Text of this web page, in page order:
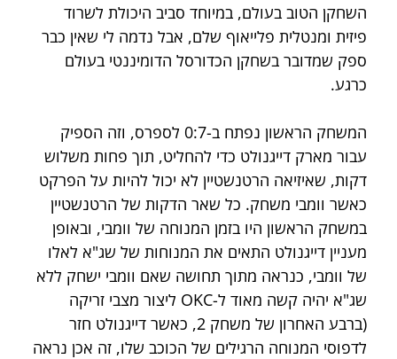
השחקן הטוב בעולם, במיוחד סביב היכולת לשרוד
פיזית ומנטלית פלייאוף שלם, אבל נדמה לי שאין כבר
ספק שמדובר בשחקן הכדורסל הדומיננטי בעולם
כרגע.
המשחק הראשון נפתח ב-0:7 לספרס, וזה הספיק
עבור מארק דייגנולט כדי להחליט, תוך פחות משלוש
דקות, שאיזיאה הרטנשטיין לא יכול להיות על הפרקט
כאשר וומבי משחק. כל שאר הדקות של הרטנשטיין
במשחק הראשון היו בזמן המנוחה של וומבי, ובאופן
מעניין דייגנולט התאים את המנוחות של שג"א לאלו
של וומבי, כנראה מתוך תחושה שאם וומבי ישחק ללא
שג"א יהיה קשה מאוד ל-OKC ליצור מצבי זריקה
(ברבע האחרון של משחק 2, כאשר דייגנולט חזר
לדפוסי המנוחה הרגילים של הכוכב שלו, זה אכן נראה